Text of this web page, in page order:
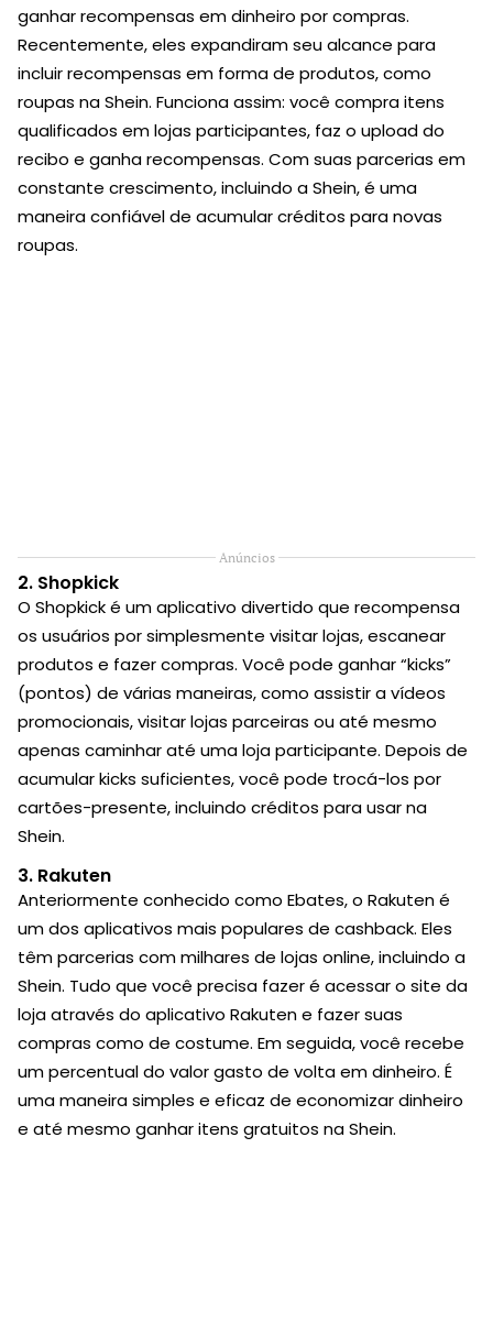
ganhar recompensas em dinheiro por compras.
Recentemente, eles expandiram seu alcance para
incluir recompensas em forma de produtos, como
roupas na Shein. Funciona assim: você compra itens
qualificados em lojas participantes, faz o upload do
recibo e ganha recompensas. Com suas parcerias em
constante crescimento, incluindo a Shein, é uma
maneira confiável de acumular créditos para novas
roupas.
Anúncios
2. Shopkick
O Shopkick é um aplicativo divertido que recompensa
os usuários por simplesmente visitar lojas, escanear
produtos e fazer compras. Você pode ganhar “kicks”
(pontos) de várias maneiras, como assistir a vídeos
promocionais, visitar lojas parceiras ou até mesmo
apenas caminhar até uma loja participante. Depois de
acumular kicks suficientes, você pode trocá-los por
cartões-presente, incluindo créditos para usar na
Shein.
3. Rakuten
Anteriormente conhecido como Ebates, o Rakuten é
um dos aplicativos mais populares de cashback. Eles
têm parcerias com milhares de lojas online, incluindo a
Shein. Tudo que você precisa fazer é acessar o site da
loja através do aplicativo Rakuten e fazer suas
compras como de costume. Em seguida, você recebe
um percentual do valor gasto de volta em dinheiro. É
uma maneira simples e eficaz de economizar dinheiro
e até mesmo ganhar itens gratuitos na Shein.